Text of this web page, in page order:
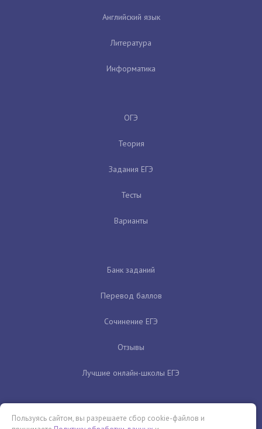
Английский язык
Литература
Информатика
ОГЭ
Теория
Задания ЕГЭ
Тесты
Варианты
Банк заданий
Перевод баллов
Сочинение ЕГЭ
Отзывы
Лучшие онлайн-школы ЕГЭ
Пользуясь сайтом, вы разрешаете сбор cookie-файлов и